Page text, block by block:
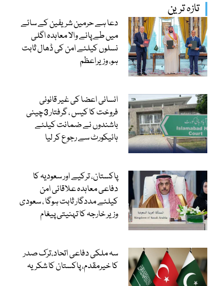
تازہ ترین
دعا ہے حرمین شریفین کے سائے
میں طے پانے والا معاہدہ اگلی
نسلوں کیلئے امن کی ڈھال ثابت
ہو، وزیراعظم
انسانی اعضا کی غیر قانونی
فروخت کا کیس ، گرفتار 3چینی
باشندوں نے ضمانت کیلئے
ہائیکورٹ سے رجوع کر لیا
پاکستان، ترکیے اور سعودیہ کا
دفاعی معاہدہ علاقائی امن
کیلئے مددگار ثابت ہوگا ، سعودی
وزیر خارجہ کا تہنیتی پیغام
سہ ملکی دفاعی اتحاد،ترک صدر
کا خیرمقدم، پاکستان کا شکریہ